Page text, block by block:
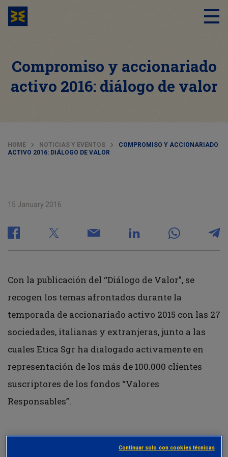
Compromiso y accionariado
activo 2016: diálogo de valor
HOME NOTICIAS Y EVENTOS
COMPROMISO Y ACCIONARIADO
ACTIVO 2016: DIÁLOGO DE VALOR
15 January 2016
Con la publicación del “Diálogo de Valor”, se
recogen los temas afrontados durante la
temporada de accionariado activo 2015 con las 27
sociedades, italianas y extranjeras, junto a las
cuales Etica Sgr ha dialogado activamente en
representación de los más de 100.000 clientes
suscriptores de los fondos “Valores
Responsables”.
La sensibilidad de los inversores ha cambiado y
Continuar solo con cookies técnicas